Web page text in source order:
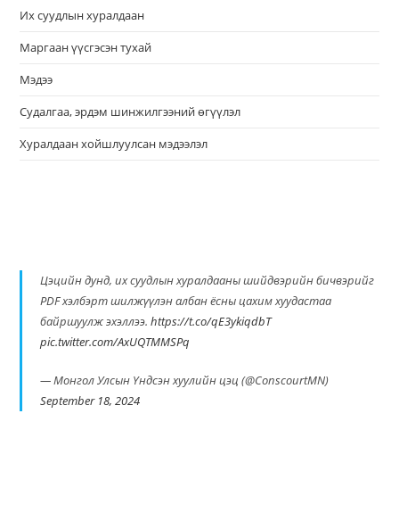
Их суудлын хуралдаан
Маргаан үүсгэсэн тухай
Мэдээ
Судалгаа, эрдэм шинжилгээний өгүүлэл
Хуралдаан хойшлуулсан мэдээлэл
Цэцийн дунд, их суудлын хуралдааны шийдвэрийн бичвэрийг
PDF хэлбэрт шилжүүлэн албан ёсны цахим хуудастаа
байршуулж эхэллээ.https://t.co/qE3ykiqdbT
pic.twitter.com/AxUQTMMSPq
— Монгол Улсын Үндсэн хуулийн цэц (@ConscourtMN)
September 18, 2024